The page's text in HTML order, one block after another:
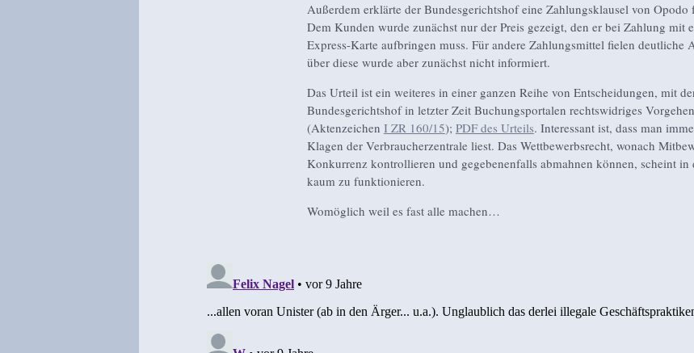
Außerdem erklärte der Bundesgerichtshof eine Zahlungsklausel von
Dem Kunden wurde zunächst nur der Preis gezeigt, den er bei Zahlung mit
Express-Karte aufbringen muss. Für andere Zahlungsmittel fielen deutliche
über diese wurde aber zunächst nicht informiert.
Das Urteil ist ein weiteres in einer ganzen Reihe von Entscheidungen, mit
Bundesgerichtshof in letzter Zeit Buchungsportalen rechtswidriges
(Aktenzeichen I ZR 160/15); PDF des Urteils. Interessant ist, dass man
Klagen der Verbraucherzentrale liest. Das Wettbewerbsrecht, wonach
Konkurrenz kontrollieren und gegebenenfalls abmahnen können, scheint in
kaum zu funktionieren.
Womöglich weil es fast alle machen…